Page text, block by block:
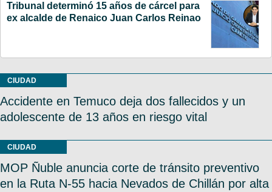
Tribunal determinó 15 años de cárcel para
ex alcalde de Renaico Juan Carlos Reinao
CIUDAD
Accidente en Temuco deja dos fallecidos y un
adolescente de 13 años en riesgo vital
CIUDAD
MOP Ñuble anuncia corte de tránsito preventivo
en la Ruta N-55 hacia Nevados de Chillán por alta